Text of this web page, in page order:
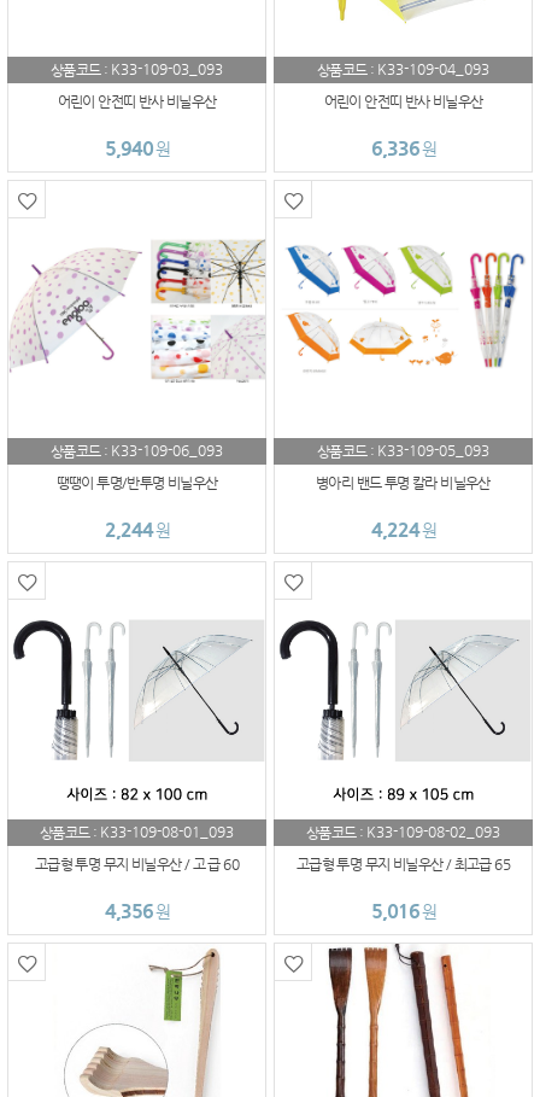
상품코드 : K33-109-03_093
어린이 안전띠 반사 비닐우산
5,940원
상품코드 : K33-109-04_093
어린이 안전띠 반사 비닐우산
6,336원
상품코드 : K33-109-06_093
땡땡이 투명/반투명 비닐우산
2,244원
상품코드 : K33-109-05_093
병아리 밴드 투명 칼라 비닐우산
4,224원
상품코드 : K33-109-08-01_093
고급형 투명 무지 비닐우산 / 고 급 60
4,356원
상품코드 : K33-109-08-02_093
고급형 투명 무지 비닐우산 / 최고급 65
5,016원